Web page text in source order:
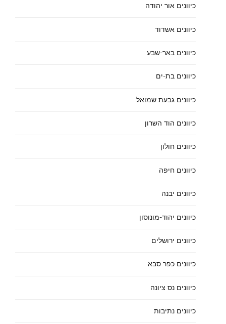
כיוונים אור יהודה
כיוונים אשדוד
כיוונים באר-שבע
כיוונים בת-ים
כיוונים גבעת שמואל
כיוונים הוד השרון
כיוונים חולון
כיוונים חיפה
כיוונים יבנה
כיוונים יהוד-מונוסון
כיוונים ירושלים
כיוונים כפר סבא
כיוונים נס ציונה
כיוונים נתיבות